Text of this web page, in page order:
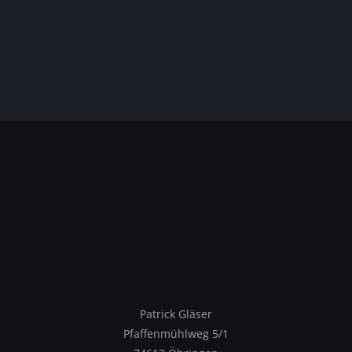
Patrick Gläser
Pfaffenmühlweg 5/1